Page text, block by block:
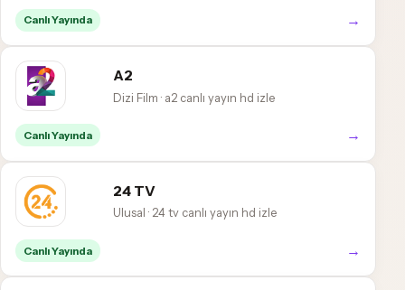
Canlı Yayında →
A2
Dizi Film · a2 canlı yayın hd izle
Canlı Yayında →
24 TV
Ulusal · 24 tv canlı yayın hd izle
Canlı Yayında →